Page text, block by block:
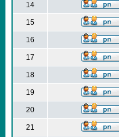
14
15
16
17
18
19
20
21